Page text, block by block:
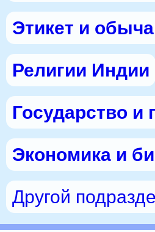
Этикет и
Религии Индии
Государство и
Экономика и
Другой